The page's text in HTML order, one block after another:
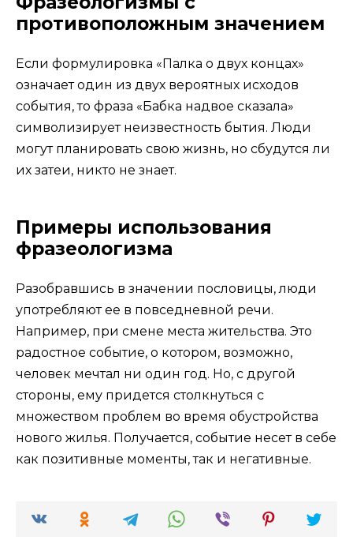
противоположным значением
Если формулировка «Палка о двух концах»
означает один из двух вероятных исходов
события, то фраза «Бабка надвое сказала»
символизирует неизвестность бытия. Люди
могут планировать свою жизнь, но сбудутся ли
их затеи, никто не знает.
Примеры использования
фразеологизма
Разобравшись в значении пословицы, люди
употребляют ее в повседневной речи.
Например, при смене места жительства. Это
радостное событие, о котором, возможно,
человек мечтал ни один год. Но, с другой
стороны, ему придется столкнуться с
множеством проблем во время обустройства
нового жилья. Получается, событие несет в себе
как позитивные моменты, так и негативные.